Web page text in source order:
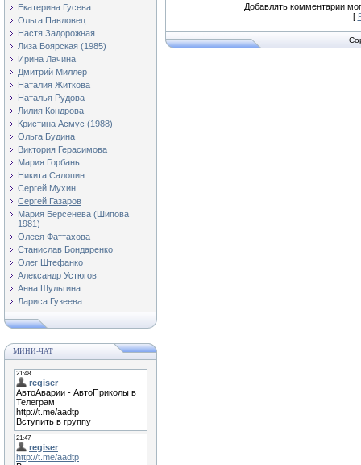
Екатерина Гусева
Ольга Павловец
Настя Задорожная
Лиза Боярская (1985)
Ирина Лачина
Дмитрий Миллер
Наталия Житкова
Наталья Рудова
Лилия Кондрова
Кристина Асмус (1988)
Ольга Будина
Виктория Герасимова
Мария Горбань
Никита Салопин
Сергей Мухин
Сергей Газаров
Мария Берсенева (Шипова
1981)
Олеся Фаттахова
Станислав Бондаренко
Олег Штефанко
Александр Устюгов
Анна Шульгина
Лариса Гузеева
МИНИ-ЧАТ
Добавлять комментарии
[